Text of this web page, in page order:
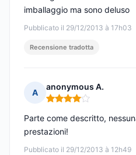
Pubblicato il 29/12/2013 à 17h03
imballaggio ma sono deluso
Recensione tradotta
A
anonymous A.
Nota: 4 su 5
Pubblicato il 29/12/2013 à 12h49
Parte come descritto,
prestazioni!